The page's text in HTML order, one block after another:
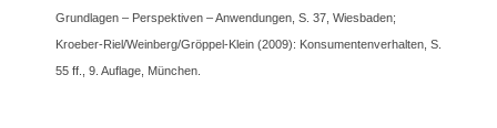
Grundlagen – Perspektiven – Anwendungen, S. 37, Wiesbaden;
Kroeber-Riel/Weinberg/Gröppel-Klein (2009): Konsumentenverhalten, S.
55 ff., 9. Auflage, München.